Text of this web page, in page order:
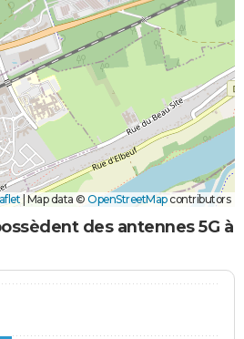
Map data © OpenStreetMapcontributors
des antennes 5G à